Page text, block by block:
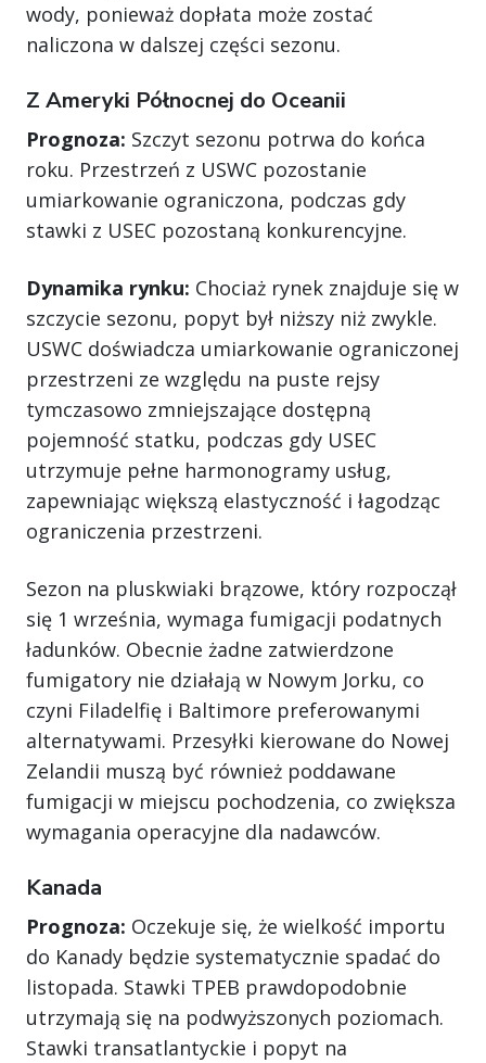
wody, ponieważ dopłata może zostać
naliczona w dalszej części sezonu.
Z Ameryki Północnej do Oceanii
Prognoza: Szczyt sezonu potrwa do końca
roku. Przestrzeń z USWC pozostanie
umiarkowanie ograniczona, podczas gdy
stawki z USEC pozostaną konkurencyjne.
Dynamika rynku: Chociaż rynek znajduje się w
szczycie sezonu, popyt był niższy niż zwykle.
USWC doświadcza umiarkowanie ograniczonej
przestrzeni ze względu na puste rejsy
tymczasowo zmniejszające dostępną
pojemność statku, podczas gdy USEC
utrzymuje pełne harmonogramy usług,
zapewniając większą elastyczność i łagodząc
ograniczenia przestrzeni.
Sezon na pluskwiaki brązowe, który rozpoczął
się 1 września, wymaga fumigacji podatnych
ładunków. Obecnie żadne zatwierdzone
fumigatory nie działają w Nowym Jorku, co
czyni Filadelfię i Baltimore preferowanymi
alternatywami. Przesyłki kierowane do Nowej
Zelandii muszą być również poddawane
fumigacji w miejscu pochodzenia, co zwiększa
wymagania operacyjne dla nadawców.
Kanada
Prognoza: Oczekuje się, że wielkość importu
do Kanady będzie systematycznie spadać do
listopada. Stawki TPEB prawdopodobnie
utrzymają się na podwyższonych poziomach.
Stawki transatlantyckie i popyt na